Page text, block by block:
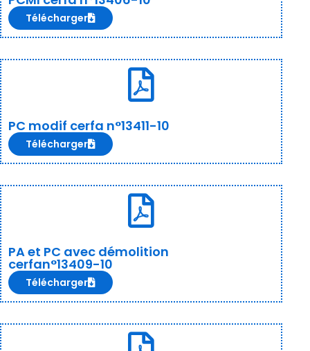
Télécharger
PC modif cerfa n°13411-10
Télécharger
PA et PC avec démolition
cerfan°13409-10
Télécharger